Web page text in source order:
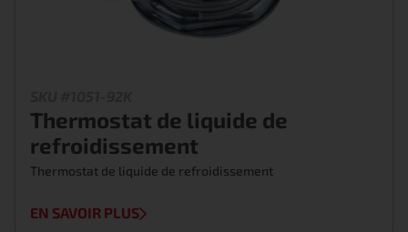
Thermostat de liquide de
refroidissement
Thermostat de liquide de refroidissement
EN SAVOIR PLUS